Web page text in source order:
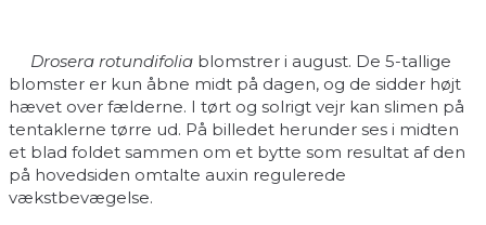
Drosera rotundifolia blomstrer i august. De 5-tallige
blomster er kun åbne midt på dagen, og de sidder højt
hævet over fælderne. I tørt og solrigt vejr kan slimen på
tentaklerne tørre ud. På billedet herunder ses i midten
et blad foldet sammen om et bytte som resultat af den
på hovedsiden omtalte auxin regulerede
vækstbevægelse.